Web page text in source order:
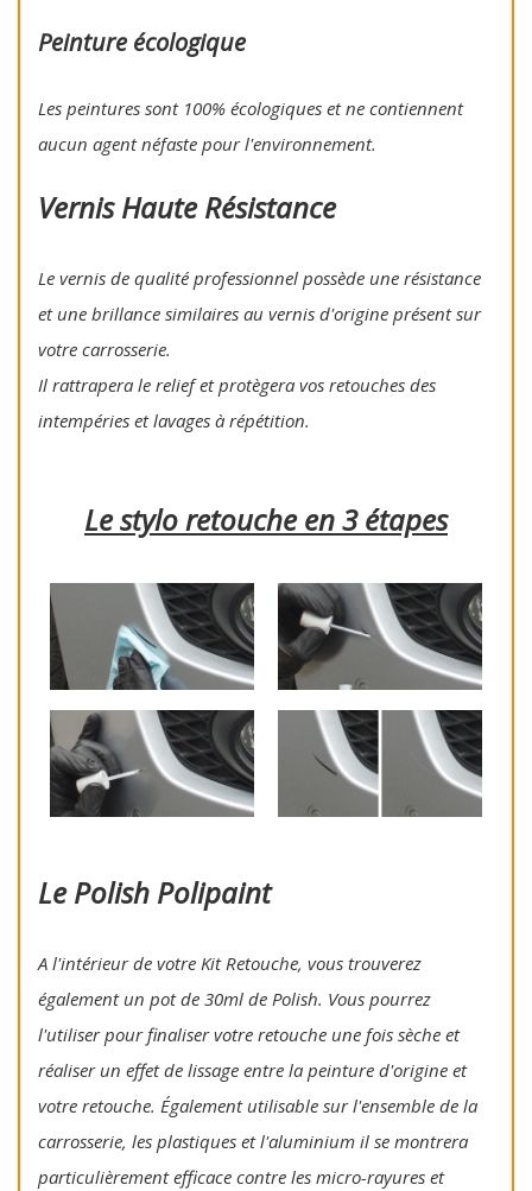
Peinture écologique
Les peintures sont 100% écologiques et ne contiennent
aucun agent néfaste pour l'environnement.
Vernis Haute Résistance
Le vernis de qualité professionnel possède une résistance
et une brillance similaires au vernis d'origine présent sur
votre carrosserie.
Il rattrapera le relief et protègera vos retouches des
intempéries et lavages à répétition.
Le stylo retouche en 3 étapes
Le Polish Polipaint
A l'intérieur de votre Kit Retouche, vous trouverez
également un pot de 30ml de Polish. Vous pourrez
l'utiliser pour finaliser votre retouche une fois sèche et
réaliser un effet de lissage entre la peinture d'origine et
votre retouche. Également utilisable sur l'ensemble de la
carrosserie, les plastiques et l'aluminium il se montrera
particulièrement efficace contre les micro-rayures et